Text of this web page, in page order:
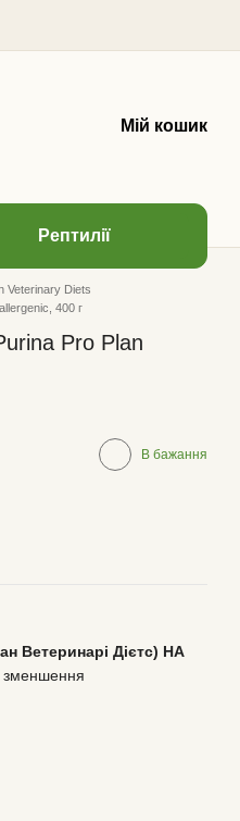
Мій кошик
Рептилії
Veterinary Diets
400 г
Pro Plan
В бажання
Ветеринарі Дієтс) HA
зменшення